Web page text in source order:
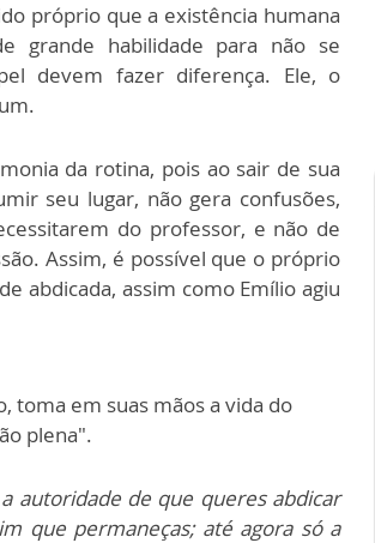
próprio que a existência humana
grande habilidade para não se
devem fazer diferença. Ele, o
da rotina, pois ao sair de sua
seu lugar, não gera confusões,
do professor, e não de
Assim, é possível que o próprio
abdicada, assim como Emílio agiu
toma em suas mãos a vida do
plena".
autoridade de que queres abdicar
que permaneças; até agora só a